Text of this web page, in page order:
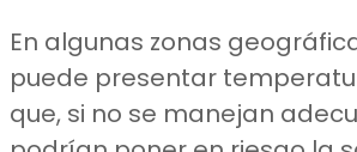
En algunas zonas
puede presentar
que, si no se manejan